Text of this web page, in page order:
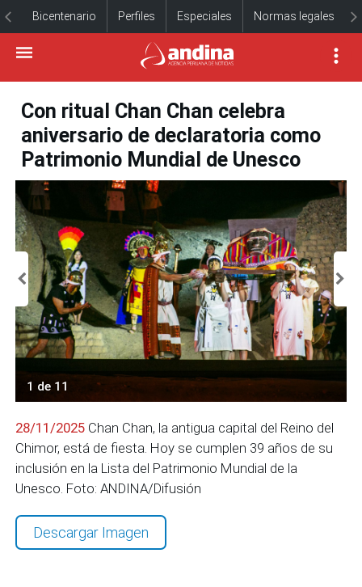
Bicentenario Perfiles Especiales Normas legales
Con ritual Chan Chan celebra
aniversario de declaratoria como
Patrimonio Mundial de Unesco
1 de 11
28/11/2025 Chan Chan, la antigua capital del Reino del
Chimor, está de fiesta. Hoy se cumplen 39 años de su
inclusión en la Lista del Patrimonio Mundial de la
Unesco. Foto: ANDINA/Difusión
Descargar Imagen